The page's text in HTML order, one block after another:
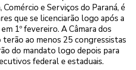
e Serviços do Paraná, é
que se licenciarão logo após a
1º fevereiro. A Câmara dos
terão ao menos 25 congressistas
do mandato logo depois para
federal e estaduais.